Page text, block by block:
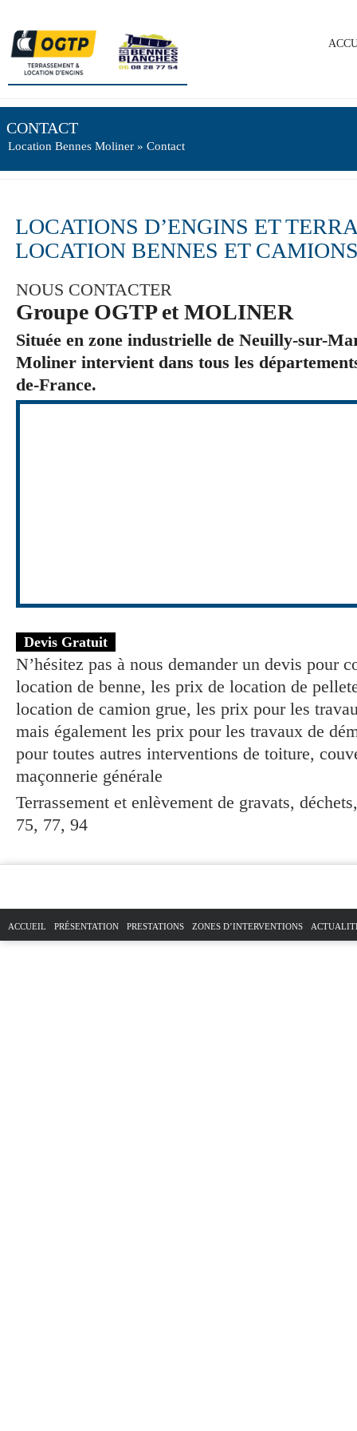
CONTACT
Location Bennes Moliner » Contact
LOCATIONS D’ENGINS ET
LOCATION BENNES ET
NOUS CONTACTER
Groupe OGTP et MOLINER
Située en zone industrielle de Neuilly-sur-
Moliner intervient dans tous les
de-France.
Devis Gratuit
N’hésitez pas à nous demander un devis pour
location de benne, les prix de location de
location de camion grue, les prix pour les
mais également les prix pour les travaux de
pour toutes autres interventions de toiture,
maçonnerie générale
Terrassement et enlèvement de gravats,
75, 77, 94
ACCUEIL PRÉSENTATION PRESTATIONS ZONES D’INTERVENTIONS